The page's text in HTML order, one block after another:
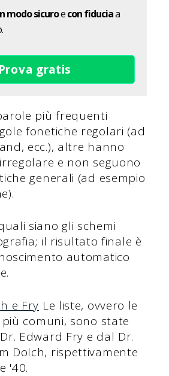
modo sicuroecon fiduciaa
Prova gratis
più frequenti
fonetiche regolari (ad
ecc.), altre hanno
e non seguono
generali (ad esempio
siano gli schemi
il risultato finale è
automatico
e Fry Le liste, ovvero le
comuni, sono state
Edward Fry e dal Dr.
Dolch, rispettivamente
'40.